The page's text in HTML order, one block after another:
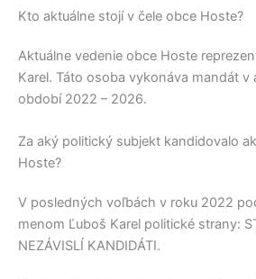
Kto aktuálne stojí v čele obce Hoste?
Aktuálne vedenie obce Hoste
Karel. Táto osoba vykonáva mandát v
období 2022 – 2026.
Za aký politický subjekt kandidovalo
Hoste?
V posledných voľbách v roku 2022
menom Ľuboš Karel politické strany:
NEZÁVISLÍ KANDIDÁTI.